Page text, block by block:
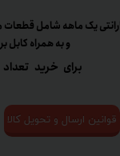
برای خرید
یک ماهه شامل قطعات
و به همراه
قوانین ارسال و تحویل کالا